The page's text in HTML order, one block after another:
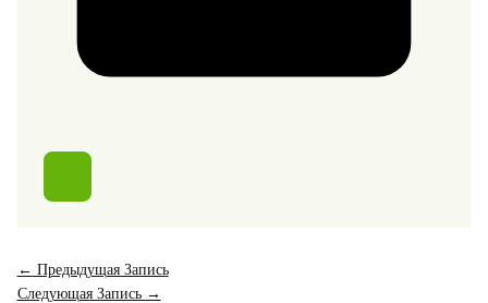
← Предыдущая Запись
Следующая Запись →